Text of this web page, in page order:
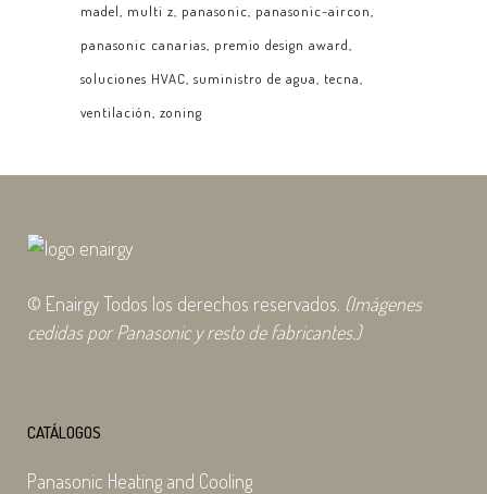
madel
multi z panasonic panasonic-aircon
panasonic canarias premio design award
soluciones HVAC suministro de agua
tecna
ventilación zoning
© Enairgy Todos los derechos reservados. (Imágenes
cedidas por Panasonic y resto de fabricantes.)
CATÁLOGOS
Panasonic Heating and Cooling